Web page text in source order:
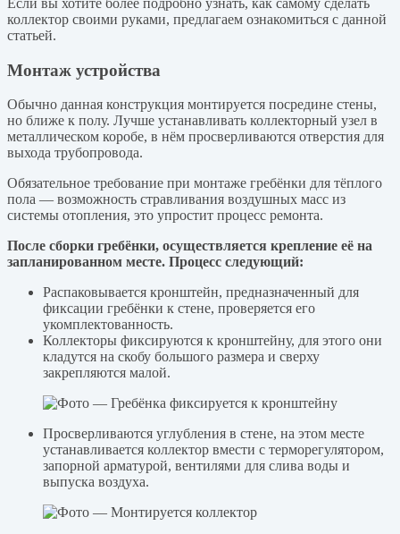
Если вы хотите более подробно узнать, как самому сделать
коллектор своими руками, предлагаем ознакомиться с данной
статьей.
Монтаж устройства
Обычно данная конструкция монтируется посредине стены,
но ближе к полу. Лучше устанавливать коллекторный узел в
металлическом коробе, в нём просверливаются отверстия для
выхода трубопровода.
Обязательное требование при монтаже гребёнки для тёплого
пола — возможность стравливания воздушных масс из
системы отопления, это упростит процесс ремонта.
После сборки гребёнки, осуществляется крепление её на
запланированном месте. Процесс следующий:
Распаковывается кронштейн, предназначенный для
фиксации гребёнки к стене, проверяется его
укомплектованность.
Коллекторы фиксируются к кронштейну, для этого они
кладутся на скобу большого размера и сверху
закрепляются малой.
Просверливаются углубления в стене, на этом месте
устанавливается коллектор вмести с терморегулятором,
запорной арматурой, вентилями для слива воды и
выпуска воздуха.